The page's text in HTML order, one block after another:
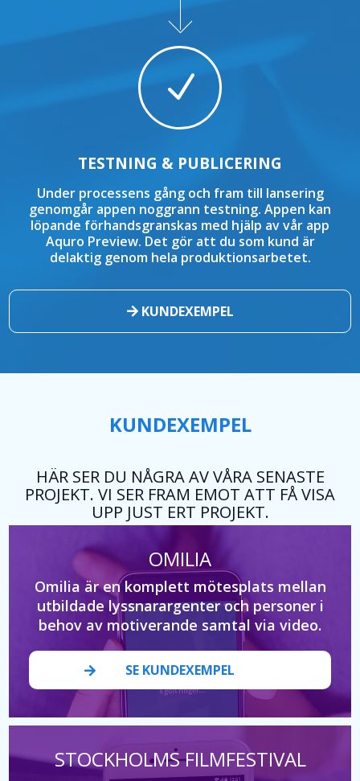
N
TESTNING & PUBLICERING
Under processens gång och fram till lansering
genomgår appen noggrann testning. Appen kan
löpande förhandsgranskas med hjälp av vår app
Aquro Preview. Det gör att du som kund är
delaktig genom hela produktionsarbetet.
KUNDEXEMPEL
KUNDEXEMPEL
HÄR SER DU NÅGRA AV VÅRA SENASTE
PROJEKT. VI SER FRAM EMOT ATT FÅ VISA
UPP JUST ERT PROJEKT.
OMILIA
Omilia är en komplett mötesplats mellan
utbildade lyssnarargenter och personer i
behov av motiverande samtal via video.
SE KUNDEXEMPEL
STOCKHOLMS FILMFESTIVAL